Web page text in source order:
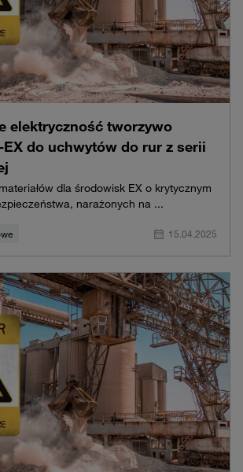
elektryczność tworzywo
EX do uchwytów do rur z serii
dla środowisk EX o krytycznym
narażonych na ...
15.04.2025